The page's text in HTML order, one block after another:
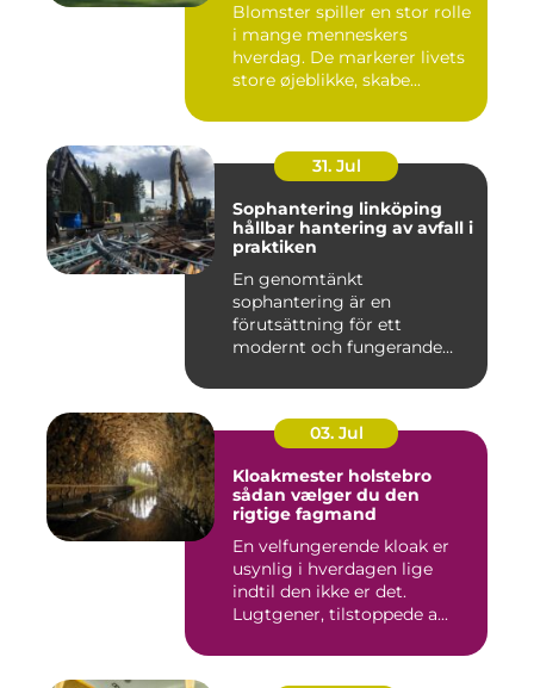
Blomster spiller en stor rolle
i mange menneskers
hverdag. De markerer livets
store øjeblikke, skabe...
31. Jul
Sophantering linköping
hållbar hantering av avfall i
praktiken
En genomtänkt
sophantering är en
förutsättning för ett
modernt och fungerande
03. Jul
Kloakmester holstebro
sådan vælger du den
rigtige fagmand
En velfungerende kloak er
usynlig i hverdagen lige
indtil den ikke er det.
Lugtgener, tilstoppede a...